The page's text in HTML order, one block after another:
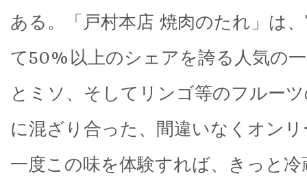
ある。「戸村本店 焼肉のたれ」は
て50%以上のシェアを誇る人気の
とミソ、そしてリンゴ等のフルー
に混ざり合った、間違いなくオン
一度この味を体験すれば、きっと